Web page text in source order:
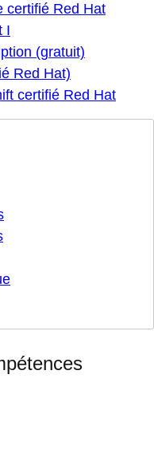
certifié Red Hat
I
(gratuit)
Red Hat)
certifié Red Hat